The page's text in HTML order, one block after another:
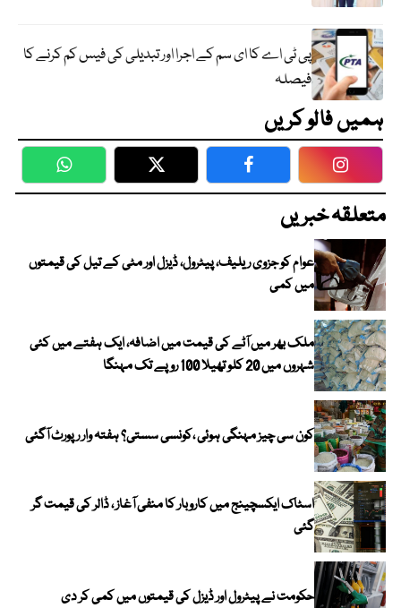
پی ٹی اے کا ای سم کے اجرا اور تبدیلی کی فیس کم کرنے کا
فیصلہ
ہمیں فالو کریں
WhatsApp Twitter Facebook
متعلقہ خبریں
عوام کو جزوی ریلیف، پیٹرول، ڈیزل اور مٹی کے تیل کی قیمتوں
میں کمی
ملک بھر میں آٹے کی قیمت میں اضافہ، ایک ہفتے میں کئی
شہروں میں 20 کلو تھیلا 100 روپے تک مہنگا
کون سی چیز مہنگی ہوئی ،کونسی سستی؟ ہفتہ وار رپورٹ آگئی
اسٹاک ایکسچینج میں کاروبار کا منفی آغاز ، ڈالر کی قیمت گر
گئی
حکومت نے پیٹرول اور ڈیزل کی قیمتوں میں کمی کر دی